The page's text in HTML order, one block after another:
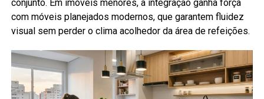
conjunto. Em imóveis menores, a integração ganha força
com móveis planejados modernos, que garantem fluidez
visual sem perder o clima acolhedor da área de refeições.